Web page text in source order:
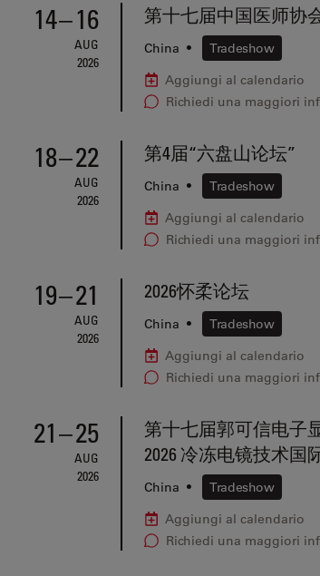
14–16
AUG
2026
第十七届中国医师协
China •
Tradeshow
Aggiungi al calendario
Richiedi una maggiori
18–22
AUG
2026
第4届“六盘山论坛”
China •
Tradeshow
Aggiungi al calendario
Richiedi una maggiori
19–21
AUG
2026
2026怀柔论坛
China •
Tradeshow
Aggiungi al calendario
Richiedi una maggiori
21–25
AUG
2026
第十七届郭可信电子
2026 冷冻电镜技术国
China •
Tradeshow
Aggiungi al calendario
Richiedi una maggiori